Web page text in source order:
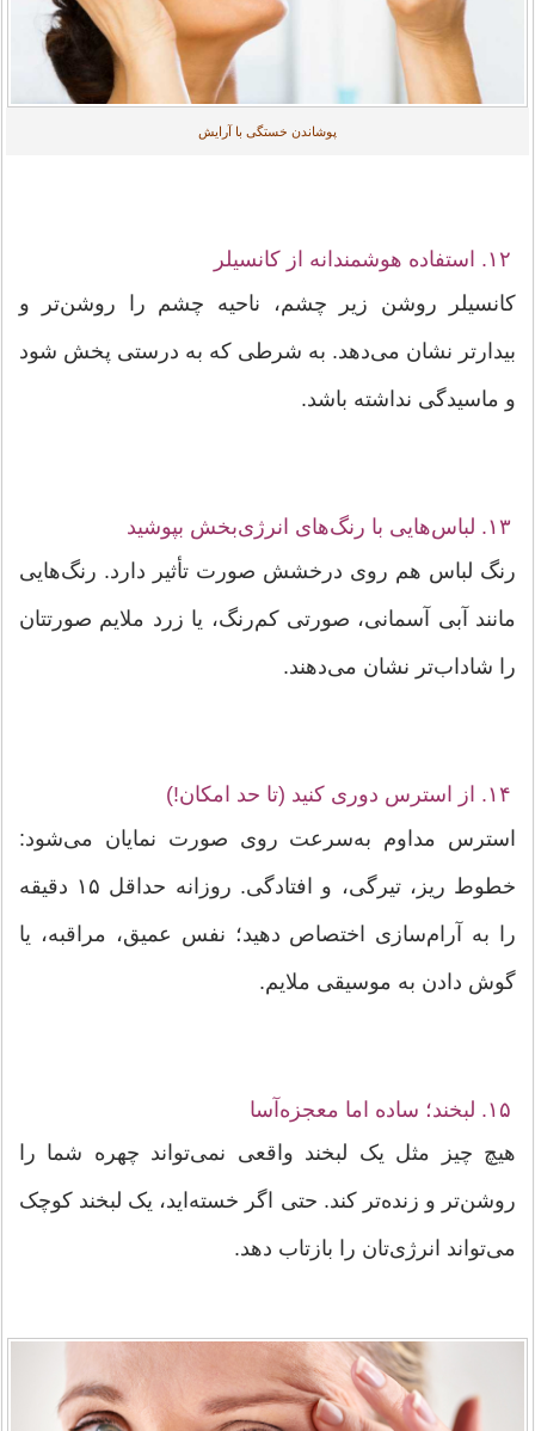
پوشاندن خستگی با آرایش
۱۲. استفاده هوشمندانه از کانسیلر
کانسیلر روشن زیر چشم، ناحیه‌ چشم را روشن‌تر و
بیدارتر نشان می‌دهد. به شرطی که به درستی پخش شود
و ماسیدگی نداشته باشد.
۱۳. لباس‌هایی با رنگ‌های انرژی‌بخش بپوشید
رنگ لباس هم روی درخشش صورت تأثیر دارد. رنگ‌هایی
مانند آبی آسمانی، صورتی کم‌رنگ، یا زرد ملایم صورتتان
را شاداب‌تر نشان می‌دهند.
۱۴. از استرس دوری کنید (تا حد امکان!)
استرس مداوم به‌سرعت روی صورت نمایان می‌شود:
خطوط ریز، تیرگی، و افتادگی. روزانه حداقل ۱۵ دقیقه
را به آرام‌سازی اختصاص دهید؛ نفس عمیق، مراقبه، یا
گوش دادن به موسیقی ملایم.
۱۵. لبخند؛ ساده اما معجزه‌آسا
هیچ چیز مثل یک لبخند واقعی نمی‌تواند چهره شما را
روشن‌تر و زنده‌تر کند. حتی اگر خسته‌اید، یک لبخند کوچک
می‌تواند انرژی‌تان را بازتاب دهد.